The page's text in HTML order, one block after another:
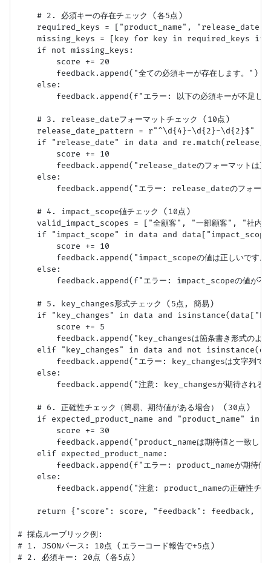
    # 2. 必須キーの存在チェック (各5点)
required_keys = ["product_name",
missing_keys = [key for key in required_keys if
    if not missing_keys:
        score += 20
        feedback.append("全ての必須キーが存在します。")
    else:
feedback.append(f"エラー: 以下の必須キーが不足
    # 3. release_dateフォーマットチェック (10点)
    release_date_pattern = r"^\d{4}-\d{2}-\d{2}$"
if "release_date" in data and
        score += 10
feedback.append("release_dateのフォーマットは正
    else:
feedback.append("エラー: release_dateのフォーマ
    # 4. impact_scope値チェック (10点)
valid_impact_scopes = ["全顧客", "一部顧客", "社内
if "impact_scope" in data and
        score += 10
feedback.append("impact_scopeの値は正しいです。
    else:
feedback.append(f"エラー: impact_scopeの値が不
    # 5. key_changes形式チェック (5点, 簡易)
if "key_changes" in data and
        score += 5
feedback.append("key_changesは箇条書き形式のよう
elif "key_changes" in data and not
feedback.append("エラー: key_changesは文字列では
    else:
feedback.append("注意: key_changesが期待される箇
    # 6. 正確性チェック（簡易、期待値がある場合） (30点)
if expected_product_name and "product_name" in
        score += 30
feedback.append("product_nameは期待値と一致しま
    elif expected_product_name:
feedback.append(f"エラー: product_nameが期待
    else:
feedback.append("注意: product_nameの正確性チェッ
return {"score": score, "feedback": feedback,
# 採点ルーブリック例:
# 1. JSONパース: 10点 (エラーコード報告で+5点)
# 2. 必須キー: 20点 (各5点)